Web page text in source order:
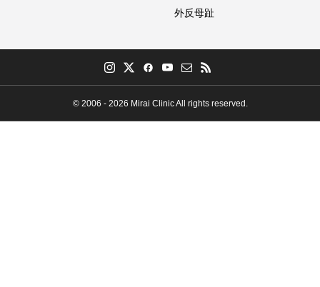
外反母趾
© 2006 - 2026 Mirai Clinic All rights reserved.